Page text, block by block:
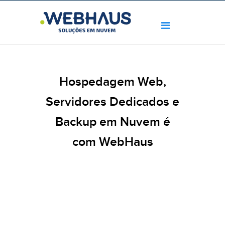
Hospedagem Web,
Servidores Dedicados e
Backup em Nuvem é
com WebHaus